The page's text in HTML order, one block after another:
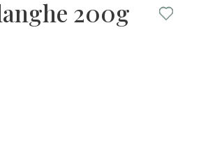
200g